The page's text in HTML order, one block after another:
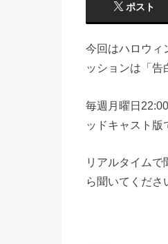
ポスト
今回はハロウィ
ッションは「告
毎週月曜日
ッドキャスト版
リアルタイム
ら聞いてくださ